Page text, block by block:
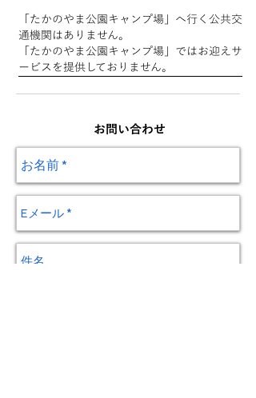
「たかのやま公園キャンプ場」へ行く公共交
通機関はありません。
「たかのやま公園キャンプ場」ではお迎えサ
ービスを提供しておりません。
お問い合わせ